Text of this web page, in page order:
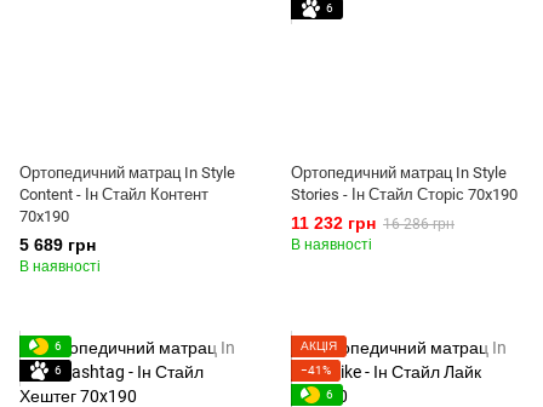
Ортопедичний матрац In Style
Content - Ін Стайл Контент
70x190
5 689 грн
В наявності
6
Ортопедичний матрац In Style
Stories - Ін Стайл Сторіс 70x190
11 232 грн 16 286 грн
В наявності
6
6
АКЦІЯ
−41%
6